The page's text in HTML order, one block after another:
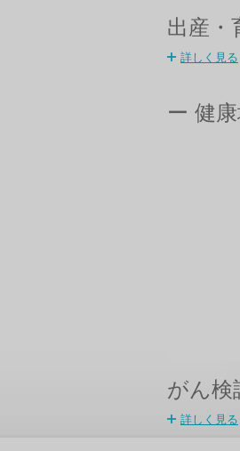
出産・
詳しく見る
ー 健
がん検
詳しく見る